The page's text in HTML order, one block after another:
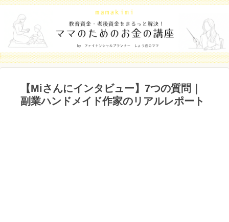
【Miさんにインタビュー】7つの質問｜
副業ハンドメイド作家のリアルレポート